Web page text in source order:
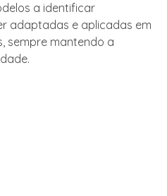
a identificar
adaptadas e aplicadas em
sempre mantendo a